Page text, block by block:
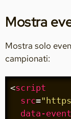
Mostra
Mostra solo
campionati:
<script
src=
data-